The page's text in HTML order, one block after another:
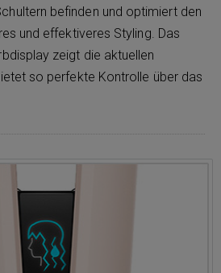
befinden und optimiert den
und effektiveres Styling. Das
zeigt die aktuellen
so perfekte Kontrolle über das